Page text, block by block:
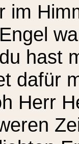
im
hast
dafür
Herr